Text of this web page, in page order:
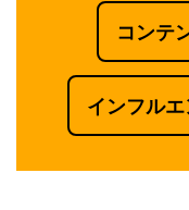
コンテ
インフル